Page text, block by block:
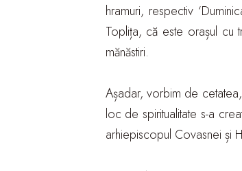
hramuri, respectiv
Toplița, că este orașul cu
mănăstiri.
Așadar, vorbim de
loc de spiritualitate s-a
arhiepiscopul Covasnei și